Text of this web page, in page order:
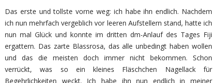
Das erste und tollste vorne weg: ich habe ihn endlich. Nachdem
ich nun mehrfach vergeblich vor leeren Aufstellern stand, hatte ich
nun mal Glück und konnte im dritten dm-Anlauf des Tages Fiji
ergattern. Das zarte Blassrosa, das alle unbedingt haben wollen
und das die meisten doch immer nicht bekommen. Schon
verrückt, was so ein kleines Fläschchen Nagellack für
Begehrlichkeiten weckt. Ich habe ihn nun endlich in meiner